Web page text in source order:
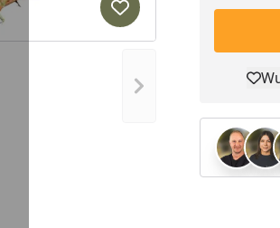
Nächstes Bild
Produkt zur